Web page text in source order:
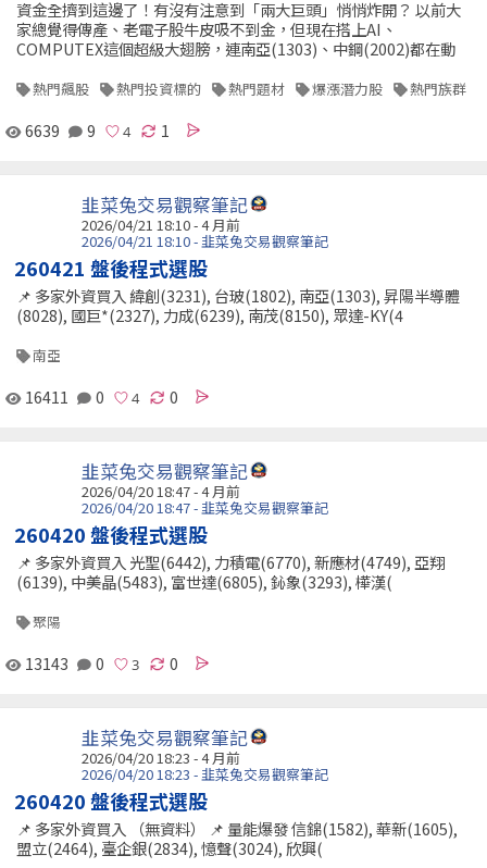
資金全擠到這邊了！有沒有注意到「兩大巨頭」悄悄炸開？ 以前大
家總覺得傳產、老電子股牛皮吸不到金，但現在搭上AI、
COMPUTEX這個超級大翅膀，連南亞(1303)、中鋼(2002)都在動
熱門飆股 熱門投資標的 熱門題材 爆漲潛力股 熱門族群
6639 9 1
韭菜兔交易觀察筆記
2026/04/21 18:10 - 4 月前
2026/04/21 18:10 - 韭菜兔交易觀察筆記
260421 盤後程式選股
📌 多家外資買入 緯創(3231), 台玻(1802), 南亞(1303), 昇陽半導體
(8028), 國巨*(2327), 力成(6239), 南茂(8150), 眾達-KY(4
南亞
16411 0 0
韭菜兔交易觀察筆記
2026/04/20 18:47 - 4 月前
2026/04/20 18:47 - 韭菜兔交易觀察筆記
260420 盤後程式選股
📌 多家外資買入 光聖(6442), 力積電(6770), 新應材(4749), 亞翔
(6139), 中美晶(5483), 富世達(6805), 鈊象(3293), 樺漢(
聚陽
13143 0 0
韭菜兔交易觀察筆記
2026/04/20 18:23 - 4 月前
2026/04/20 18:23 - 韭菜兔交易觀察筆記
260420 盤後程式選股
📌 多家外資買入 （無資料） 📌 量能爆發 信錦(1582), 華新(1605),
盟立(2464), 臺企銀(2834), 憶聲(3024), 欣興(